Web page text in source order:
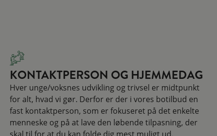
KONTAKTPERSON OG HJEMMEDAG
Hver unge/voksnes udvikling og trivsel er midtpunkt
for alt, hvad vi gør. Derfor er der i vores botilbud en
fast kontaktperson, som er fokuseret på det enkelte
menneske og på at lave den løbende tilpasning, der